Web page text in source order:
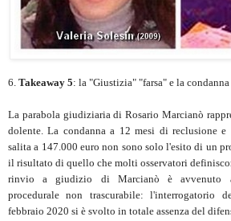
6. Takeaway 5: la "Giustizia" "farsa" e la
La parabola giudiziaria di Rosario Marcianò
dolente. La condanna a 12 mesi di reclusione
salita a 147.000 euro non sono solo l'esito di un
il risultato di quello che molti osservatori
rinvio a giudizio di Marcianò è avvenuto
procedurale non trascurabile: l'interrogatorio
febbraio 2020 si è svolto in totale assenza del